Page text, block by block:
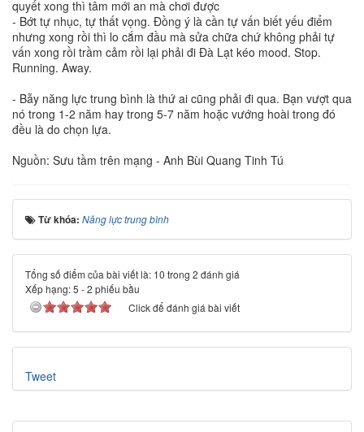
quyết xong thì tâm mới an mà chơi được
- Bớt tự nhục, tự thất vọng. Đồng ý là cần tự vấn biết yếu điểm
nhưng xong rồi thì lo cắm đầu mà sửa chữa chứ không phải tự
vấn xong rồi trầm cảm rồi lại phải đi Đà Lạt kéo mood. Stop.
Running. Away.
- Bẫy năng lực trung bình là thứ ai cũng phải đi qua. Bạn vượt qua
nó trong 1-2 năm hay trong 5-7 năm hoặc vướng hoài trong đó
đều là do chọn lựa.
Nguồn: Sưu tầm trên mạng - Anh Bùi Quang Tinh Tú
Từ khóa: Năng lực trung bình
Tổng số điểm của bài viết là: 10 trong 2 đánh giá
Xếp hạng:5 -2 phiếu bầu
Click để đánh giá bài viết
Tweet